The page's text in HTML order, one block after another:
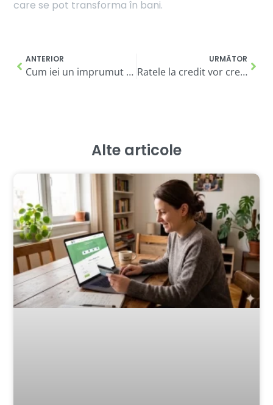
care se pot transforma în bani.
ANTERIOR
Cum iei un imprumut rapid cu buletinul: ce condiții trebuie să îndeplinești
URMĂTOR
Ratele la credit vor crește după 9 luni de amânare. Află cum poți evita „capcana financiară” în această perioadă
Alte articole